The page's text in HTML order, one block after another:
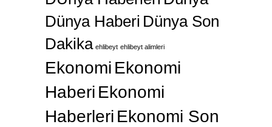
Dünya Haberi Dünya Son
Dakika ehlibeyt ehlibeyt alimleri
Ekonomi Ekonomi
Haberi Ekonomi
Haberleri Ekonomi Son